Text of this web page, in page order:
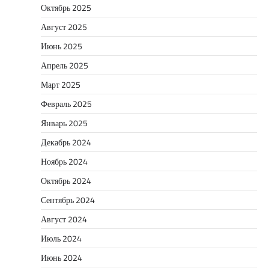
Октябрь 2025
Август 2025
Июнь 2025
Апрель 2025
Март 2025
Февраль 2025
Январь 2025
Декабрь 2024
Ноябрь 2024
Октябрь 2024
Сентябрь 2024
Август 2024
Июль 2024
Июнь 2024